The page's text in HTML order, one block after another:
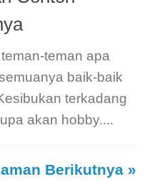
teman apa
baik-baik
terkadang
akan hobby....
Berikutnya »